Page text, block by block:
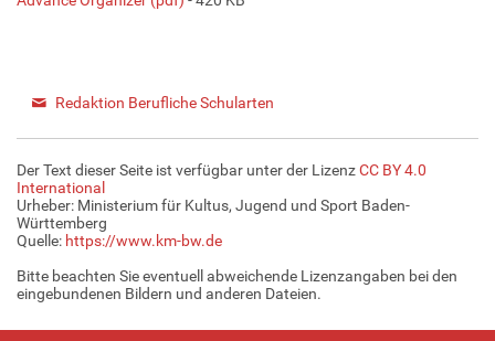
Redaktion Berufliche Schularten
Der Text dieser Seite ist verfügbar unter der LizenzCC BY 4.0
International
Urheber: Ministerium für Kultus, Jugend und Sport Baden-
Württemberg
Quelle: https://www.km-bw.de
Bitte beachten Sie eventuell abweichende Lizenzangaben bei den
eingebundenen Bildern und anderen Dateien.